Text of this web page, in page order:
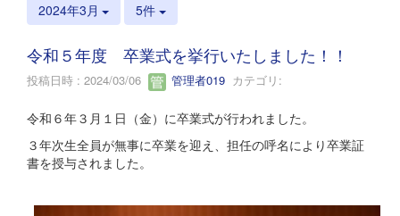
2024年3月 5件
令和５年度 卒業式を挙行いたしました！！
投稿日時 : 2024/03/06 管理者019 カテゴリ:
令和６年３月１日（金）に卒業式が行われました。
３年次生全員が無事に卒業を迎え、担任の呼名により卒業証
書を授与されました。